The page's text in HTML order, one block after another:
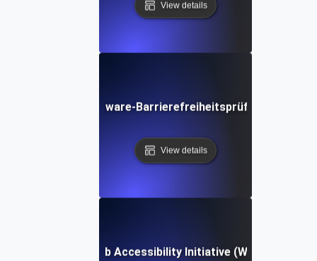
View details
Software-Barrierefreiheitsprüfliste
View details
Web Accessibility Initiative (WAI)